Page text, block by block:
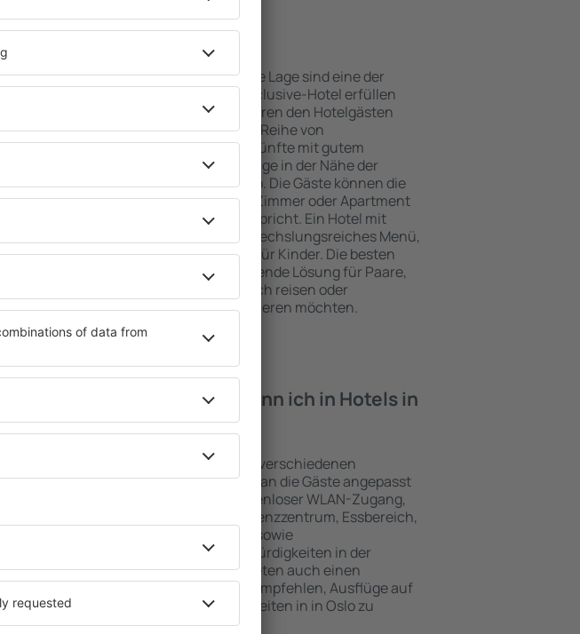
Oslo – beste Hotels
Umfassender Service und eine attraktive Lage sind eine der
wichtigsten Bedingungen, die ein All-Inclusive-Hotel erfüllen
muss. Die besten Hotels in Oslo garantieren den Hotelgästen
einen hervorragenden Service und eine Reihe von
Annehmlichkeiten. Hochwertige Unterkünfte mit gutem
Standard bieten eine ausgezeichnete Lage in der Nähe der
wichtigsten Sehenswürdigkeiten in Oslo. Die Gäste können die
kostenlosen Parkplätze nutzen und ein Zimmer oder Apartment
auswählen, das ihren Erwartungen entspricht. Ein Hotel mit
hohem Standard umfasst ebenfalls abwechslungsreiches Menü,
SPA oder Fitnesszone und Attraktionen für Kinder. Die besten
Unterkünfte in Oslo sind eine hervorragende Lösung für Paare,
Familien sowie Personen, die geschäftlich reisen oder
Schulungen für ihre Mitarbeiter organisieren möchten.
Welche Annehmlichkeiten kann ich in Hotels in
in Oslo finden?
Hotels in in Oslo sind Einrichtungen mit verschiedenen
Standards sowie Annehmlichkeiten, die an die Gäste angepasst
sind . Zu den beliebtesten gehören kostenloser WLAN-Zugang,
SPA-Zone, Bar / Safe im Zimmer, Konferenzzentrum, Essbereich,
Kinderspielecke, kostenlose Parkplätze sowie
Informationsbroschüren über Sehenswürdigkeiten in der
Umgebung. Einige der Einrichtungen bieten auch einen
Transport vom/zum Flughafen an oder empfehlen, Ausflüge auf
den Spuren der größten Sehenswürdigkeiten in in Oslo zu
unternehmen.